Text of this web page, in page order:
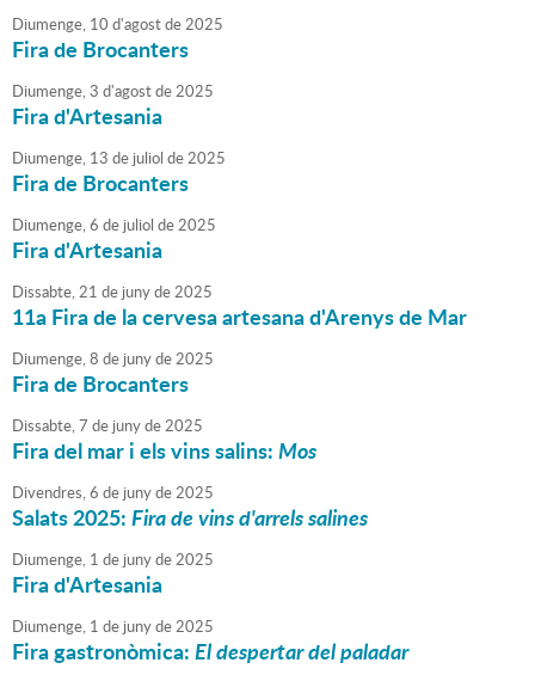
Diumenge, 10 d'agostde2025
Fira de Brocanters
Diumenge,3 d'agostde2025
Fira d'Artesania
Diumenge, 13 de juliol de2025
Fira de Brocanters
Diumenge,6 de juliol de2025
Fira d'Artesania
Dissabte,21 de junyde2025
11a Fira de la cervesa artesana d'Arenys de Mar
Diumenge,8 de junyde2025
Fira de Brocanters
Dissabte,7 de junyde2025
Fira del mar i els vins salins:Mos
Divendres,6 de junyde2025
Salats 2025:Fira de vins d'arrels salines
Diumenge, 1 de junyde2025
Fira d'Artesania
Diumenge, 1 de junyde2025
Fira gastronòmica:El despertar del paladar